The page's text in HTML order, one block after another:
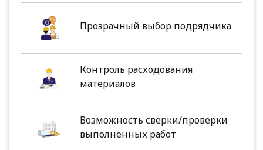
Прозрачный выбор подрядчика
Контроль расходования
материалов
Возможность сверки/проверки
выполненных работ